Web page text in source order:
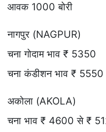
आवक 1000 बोरी
नागपुर (NAGPUR)
चना गोदाम भाव ₹ 5350
चना कंडीशन भाव ₹ 5550
अकोला (AKOLA)
चना भाव ₹ 4600 से ₹